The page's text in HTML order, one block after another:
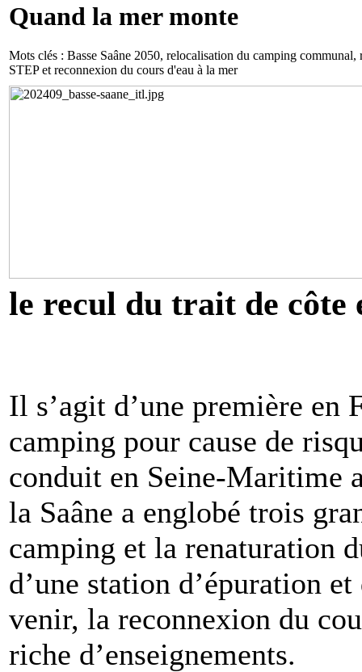
Quand la mer monte
Mots clés : Basse Saâne 2050, relocalisation du camping
STEP et reconnexion du cours d'eau à la mer
le recul du trait de côte
Il s’agit d’une première en
camping pour cause de
conduit en Seine-Maritime
la Saâne a englobé trois
camping et la renaturation
d’une station d’épuration
venir, la reconnexion du
riche d’enseignements.